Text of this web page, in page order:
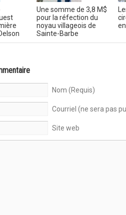
Une somme de 3,8 M$
pour la réfection du
noyau villageois de
Sainte-Barbe
Nom (Requis)
Courriel (ne sera pas
Site web